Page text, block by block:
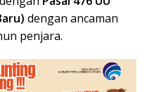
dengan ancaman
penjara.